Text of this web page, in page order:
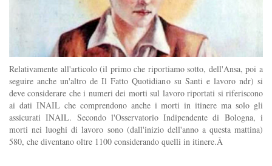
Relativamente all'articolo (il primo che riportiamo sotto, dell'Ansa, poi a
seguire anche un'altro de Il Fatto Quotidiano su Santi e lavoro ndr) si
deve considerare che i numeri dei morti sul lavoro riportati si riferiscono
ai dati INAIL che comprendono anche i morti in itinere ma solo gli
assicurati INAIL. Secondo l'Osservatorio Indipendente di Bologna, i
morti nei luoghi di lavoro sono (dall'inizio dell'anno a questa mattina)
580, che diventano oltre 1100 considerando quelli in itinere.Â